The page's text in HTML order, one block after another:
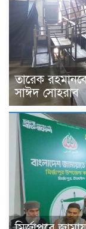
তারেক
সাঈদ সোহরাব